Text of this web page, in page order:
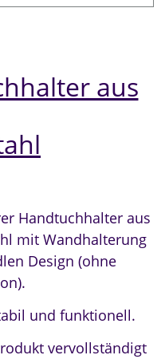
aus
Handtuchhalter aus
mit Wandhalterung
Design (ohne
und funktionell.
vervollständigt